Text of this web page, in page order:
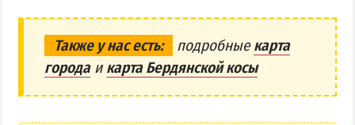
Ближняя коса
Средняя коса
Дальняя коса
Также у нас есть: подробныекарта
городаикарта Бердянской косы